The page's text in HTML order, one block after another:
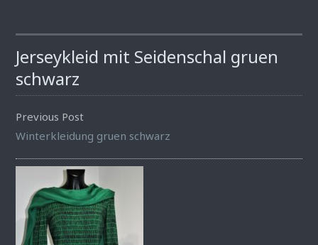
Jerseykleid mit Seidenschal gruen
schwarz
Previous Post
Winterkleidung gruen schwarz